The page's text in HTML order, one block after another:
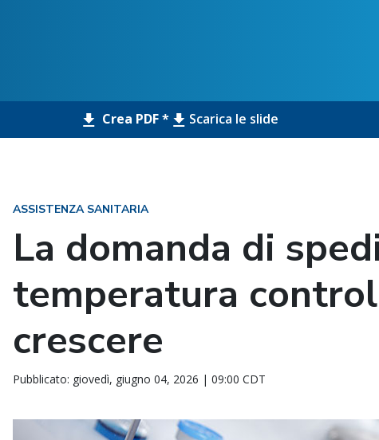
Crea PDF * Scarica le slide
ASSISTENZA SANITARIA
La domanda di
temperatura
crescere
Pubblicato: giovedì, giugno 04, 2026 | 09:00 CDT